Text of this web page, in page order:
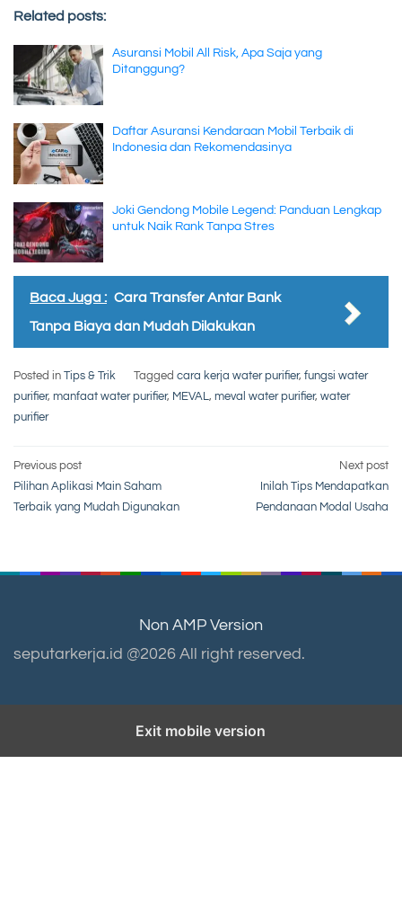
Related posts:
Asuransi Mobil All Risk, Apa Saja yang
Ditanggung?
Daftar Asuransi Kendaraan Mobil Terbaik di
Indonesia dan Rekomendasinya
Joki Gendong Mobile Legend: Panduan Lengkap
untuk Naik Rank Tanpa Stres
Baca Juga : Cara Transfer Antar Bank
Tanpa Biaya dan Mudah Dilakukan
Posted in Tips & Trik Tagged cara kerja water purifier, fungsi water
purifier, manfaat water purifier, MEVAL, meval water purifier, water
purifier
Post
navigation
Previous post
Pilihan Aplikasi Main Saham
Terbaik yang Mudah Digunakan
Next post
Inilah Tips Mendapatkan
Pendanaan Modal Usaha
Non AMP Version
seputarkerja.id @2026 All right reserved.
Exit mobile version